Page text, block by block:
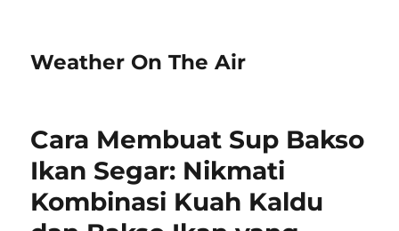
Weather On The Air
Cara Membuat Sup Bakso
Ikan Segar: Nikmati
Kombinasi Kuah Kaldu